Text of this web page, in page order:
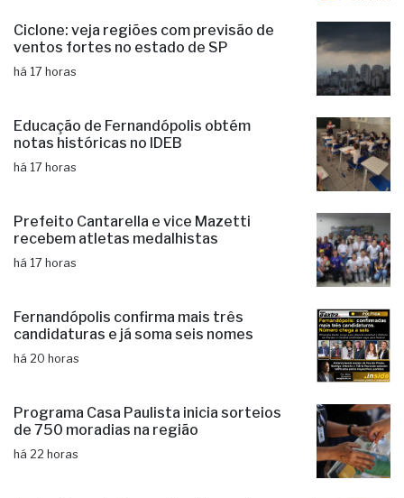
Ciclone: veja regiões com previsão de
ventos fortes no estado de SP
há 17 horas
Educação de Fernandópolis obtém
notas históricas no IDEB
há 17 horas
Prefeito Cantarella e vice Mazetti
recebem atletas medalhistas
há 17 horas
Fernandópolis confirma mais três
candidaturas e já soma seis nomes
há 20 horas
Programa Casa Paulista inicia sorteios
de 750 moradias na região
há 22 horas